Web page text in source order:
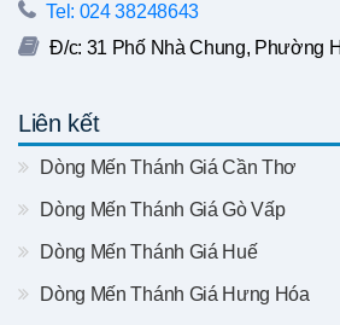
Tel: 024 38248643
Đ/c: 31 Phố Nhà Chung, Phường
Liên kết
Dòng Mến Thánh Giá Cần Thơ
Dòng Mến Thánh Giá Gò Vấp
Dòng Mến Thánh Giá Huế
Dòng Mến Thánh Giá Hưng Hóa